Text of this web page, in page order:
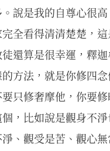
說是我的自尊心很
全看得清清楚楚，
還算是很幸運，釋
方法，就是你修四念
只修奢摩他，你要
，比如說是觀身不
、觀受是苦、觀心無